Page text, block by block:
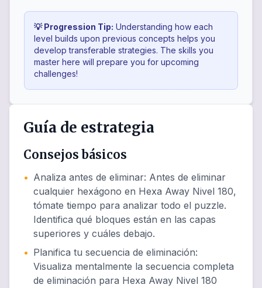
💡 Progression Tip: Understanding how each
level builds upon previous concepts helps you
develop transferable strategies. The skills you
master here will prepare you for upcoming
challenges!
Guía de estrategia
Consejos básicos
• Analiza antes de eliminar: Antes de eliminar
cualquier hexágono en Hexa Away Nivel 180,
tómate tiempo para analizar todo el puzzle.
Identifica qué bloques están en las capas
superiores y cuáles debajo.
• Planifica tu secuencia de eliminación:
Visualiza mentalmente la secuencia completa
de eliminación para Hexa Away Nivel 180